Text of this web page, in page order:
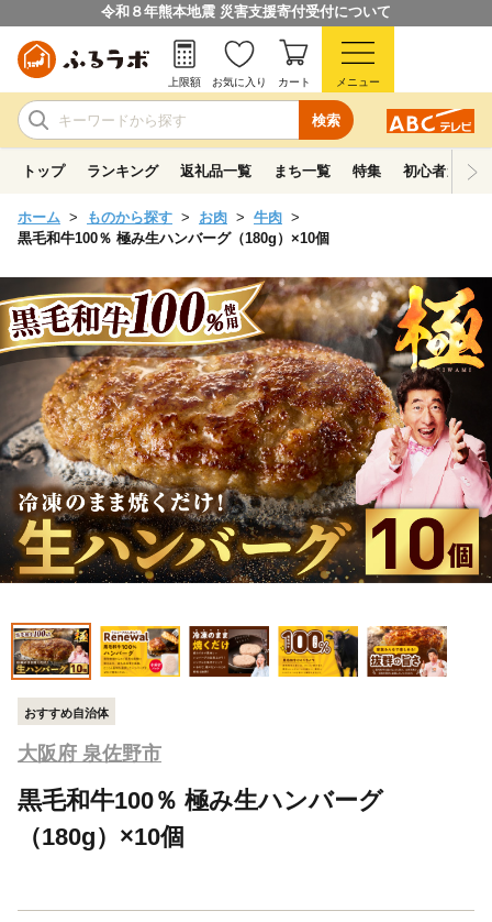
令和８年熊本地震 災害支援寄付受付について
検索
上限額 お気に入り カート メニュー
トップ ランキング 返礼品一覧 まち一覧 特集 初心者ガイド
ホーム ものから探す お肉
牛肉
黒毛和牛100％ 極み生ハンバーグ（180g）×10個
おすすめ自治体
大阪府 泉佐野市
黒毛和牛100％ 極み生ハンバーグ
（180g）×10個